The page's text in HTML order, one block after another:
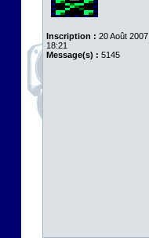
Inscription : 20 Août 2007,
18:21
Message(s) : 5145